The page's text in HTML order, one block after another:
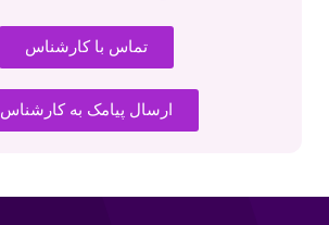
تماس با کارشناس
ارسال پیامک به کارشناس